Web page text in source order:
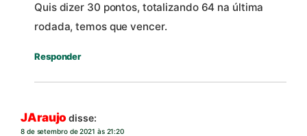
Quis dizer 30 pontos, totalizando 64 na última
rodada, temos que vencer.
Responder
JAraujo disse:
8 de setembro de 2021 às 21:20